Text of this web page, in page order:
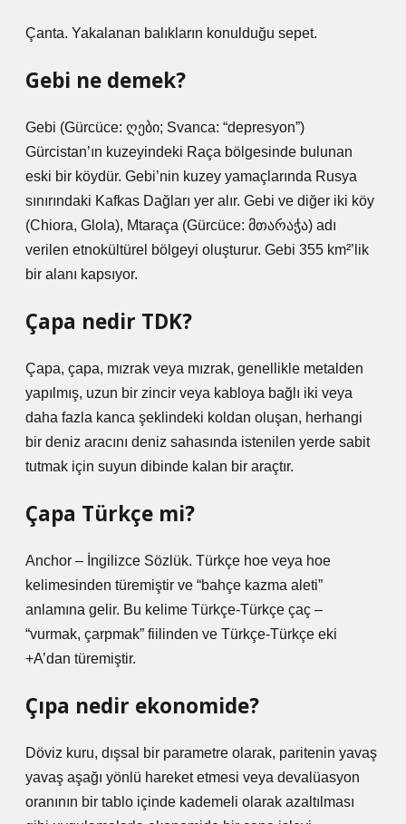
Çanta. Yakalanan balıkların konulduğu sepet.
Gebi ne demek?
Gebi (Gürcüce: ღები; Svanca: “depresyon”)
Gürcistan’ın kuzeyindeki Raça bölgesinde bulunan
eski bir köydür. Gebi’nin kuzey yamaçlarında Rusya
sınırındaki Kafkas Dağları yer alır. Gebi ve diğer iki köy
(Chiora, Glola), Mtaraça (Gürcüce: მთარაჭა) adı
verilen etnokültürel bölgeyi oluşturur. Gebi 355 km²’lik
bir alanı kapsıyor.
Çapa nedir TDK?
Çapa, çapa, mızrak veya mızrak, genellikle metalden
yapılmış, uzun bir zincir veya kabloya bağlı iki veya
daha fazla kanca şeklindeki koldan oluşan, herhangi
bir deniz aracını deniz sahasında istenilen yerde sabit
tutmak için suyun dibinde kalan bir araçtır.
Çapa Türkçe mi?
Anchor – İngilizce Sözlük. Türkçe hoe veya hoe
kelimesinden türemiştir ve “bahçe kazma aleti”
anlamına gelir. Bu kelime Türkçe-Türkçe çaç –
“vurmak, çarpmak” fiilinden ve Türkçe-Türkçe eki
+A’dan türemiştir.
Çıpa nedir ekonomide?
Döviz kuru, dışsal bir parametre olarak, paritenin yavaş
yavaş aşağı yönlü hareket etmesi veya devalüasyon
oranının bir tablo içinde kademeli olarak azaltılması